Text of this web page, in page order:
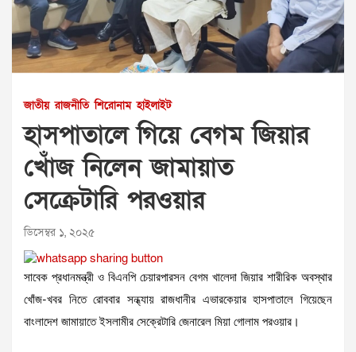
জাতীয় রাজনীতি শিরোনাম হাইলাইট
হাসপাতালে গিয়ে বেগম জিয়ার
খোঁজ নিলেন জামায়াত
সেক্রেটারি পরওয়ার
ডিসেম্বর ১, ২০২৫
সাবেক প্রধানমন্ত্রী ও বিএনপি চেয়ারপারসন বেগম খালেদা জিয়ার শারীরিক অবস্থার
খোঁজ-খবর নিতে রোববার সন্ধ্যায় রাজধানীর এভারকেয়ার হাসপাতালে গিয়েছেন
বাংলাদেশ জামায়াতে ইসলামীর সেক্রেটারি জেনারেল মিয়া গোলাম পরওয়ার।